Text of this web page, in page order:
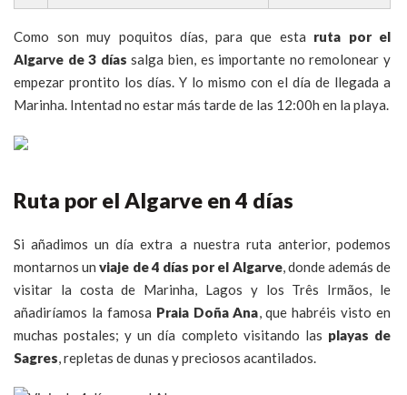
Como son muy poquitos días, para que esta ruta por el
Algarve de 3 días salga bien, es importante no remolonear y
empezar prontito los días. Y lo mismo con el día de llegada a
Marinha. Intentad no estar más tarde de las 12:00h en la playa.
Ruta por el Algarve en 4 días
Si añadimos un día extra a nuestra ruta anterior, podemos
montarnos unviaje de 4 días por el Algarve, donde además de
visitar la costa de Marinha, Lagos y los Três Irmãos, le
añadiríamos la famosa Praia Doña Ana, que habréis visto en
muchas postales; y un día completo visitando las playas de
Sagres, repletas de dunas y preciosos acantilados.